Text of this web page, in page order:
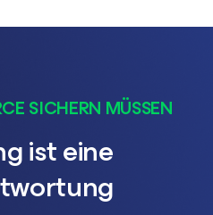
SICHERN MÜSSEN
ist eine